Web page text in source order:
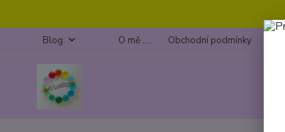
Blog O mě ..... Obchodní podmínky